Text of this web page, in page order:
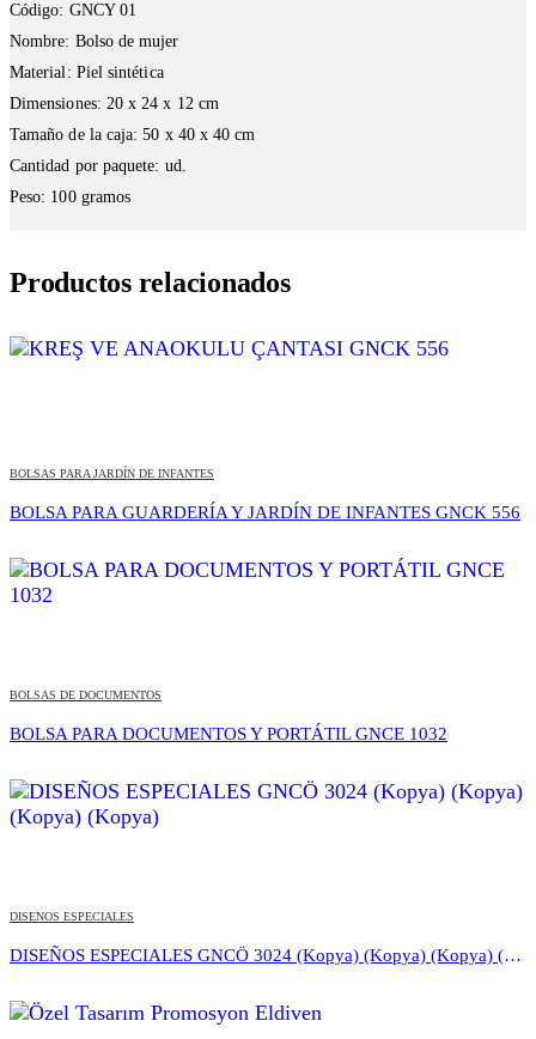
Código: GNCY 01
Nombre: Bolso de mujer
Material: Piel sintética
Dimensiones: 20 x 24 x 12 cm
Tamaño de la caja: 50 x 40 x 40 cm
Cantidad por paquete: ud.
Peso: 100 gramos
Productos relacionados
BOLSAS PARA JARDÍN DE INFANTES
BOLSA PARA GUARDERÍA Y JARDÍN DE INFANTES GNCK 556
BOLSAS DE DOCUMENTOS
BOLSA PARA DOCUMENTOS Y PORTÁTIL GNCE 1032
DISENOS ESPECIALES
DISEÑOS ESPECIALES GNCÖ 3024 (Kopya) (Kopya) (Kopya) (Kopya)